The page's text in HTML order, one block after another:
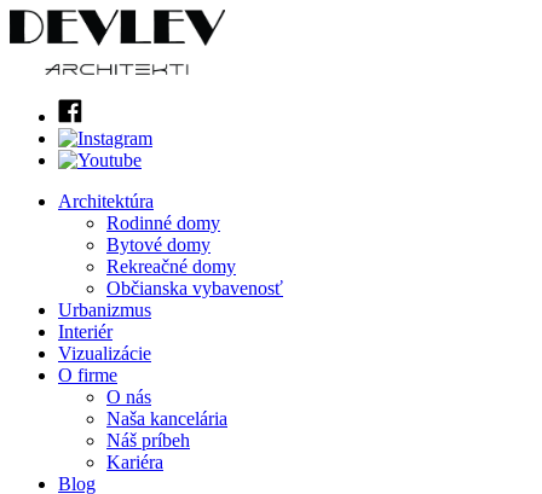
Architektúra
Rodinné domy
Bytové domy
Rekreačné domy
Občianska vybavenosť
Urbanizmus
Interiér
Vizualizácie
O firme
O nás
Naša kancelária
Náš príbeh
Kariéra
Blog